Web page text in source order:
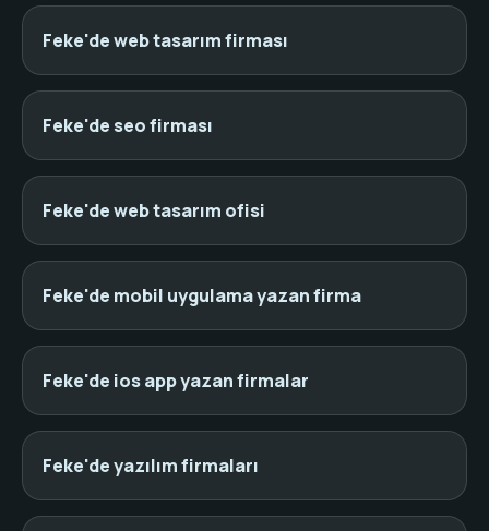
Feke'de web tasarım firması
Feke'de seo firması
Feke'de web tasarım ofisi
Feke'de mobil uygulama yazan firma
Feke'de ios app yazan firmalar
Feke'de yazılım firmaları